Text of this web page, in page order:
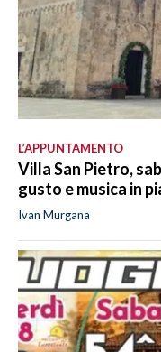
L’APPUNTAMENTO
Villa San Pietro,
gusto e musica in
Ivan Murgana